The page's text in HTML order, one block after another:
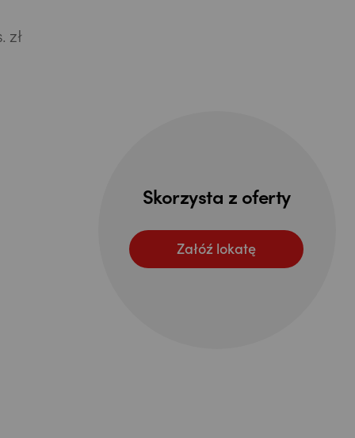
zł
Skorzysta z oferty
Załóź lokatę